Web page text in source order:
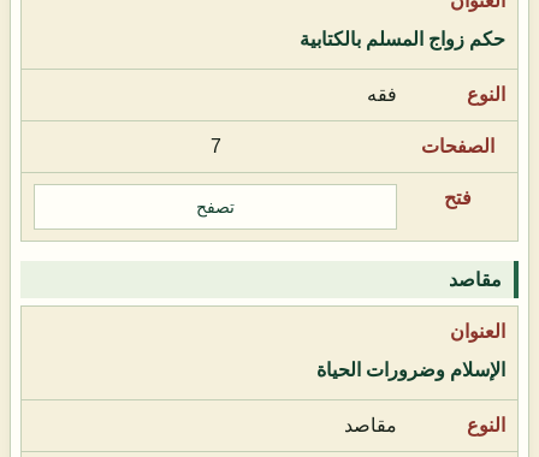
حكم زواج المسلم بالكتابية
فقه
7
تصفح
مقاصد
الإسلام وضرورات الحياة
مقاصد